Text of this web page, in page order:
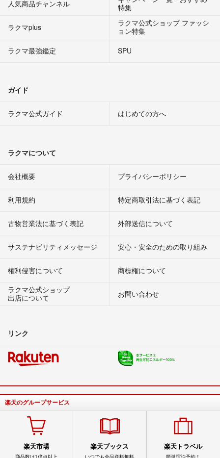
人気商品チャンネル
特集
ラクマplus
ラクマ公式ショップ ファッシ
ョン特集
ラクマ最強鑑定
SPU
ガイド
ラクマ公式ガイド はじめての方へ
ラクマについて
会社概要 プライバシーポリシー
利用規約 特定商取引法に基づく表記
古物営業法に基づく表記 外部送信について
サステナビリティメッセージ 安心・安全のための取り組み
権利侵害について
商標権について
ラクマ公式ショップ
出店について
お問い合わせ
リンク
楽天のグループサービス
楽天市場
商品数は1億点以上
楽天ブックス
いつでも全品送料無料
楽天トラベル
簡単宿泊予約！